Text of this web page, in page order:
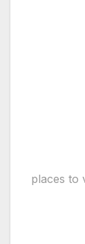
places to